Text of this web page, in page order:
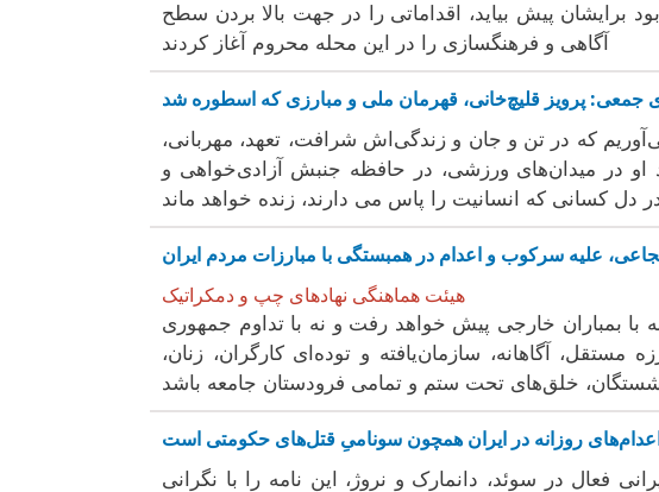
برایشان پیش بیاید، اقداماتی را در جهت بالا بردن سطح
آگاهی و فرهنگسازی را در این محله محروم آغاز کردند
که در تن و جان و زندگی‌اش شرافت، تعهد، مهربانی،
در میدان‌های ورزشی، در حافظه جنبش آزادی‌خواهی و
علیه سرکوب و اعدام در همبستگی با مبارزات مردم ایران
هیئت هماهنگی نهادهای چپ و دمکراتیک
با بمباران خارجی پیش خواهد رفت و نه با تداوم جمهوری
مستقل، آگاهانه، سازمان‌یافته و توده‌ای کارگران، زنان،
روزانه در ایران همچون سونامیِ قتل‌های حکومتی است
فعال در سوئد، دانمارک و نروژ، این نامه را با نگرانی